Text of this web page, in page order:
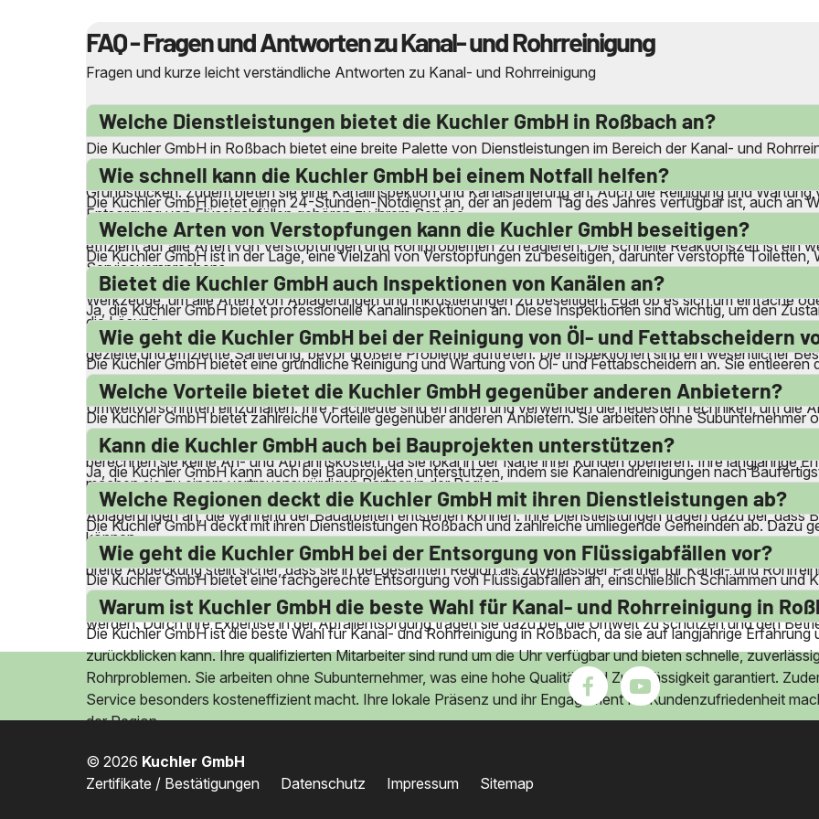
FAQ - Fragen und Antworten zu Kanal- und Rohrreinigung
Fragen und kurze leicht verständliche Antworten zu Kanal- und Rohrreinigung
Welche Dienstleistungen bietet die Kuchler GmbH in Roßbach an?
Die Kuchler GmbH in Roßbach bietet eine breite Palette von Dienstleistungen im Bereich der Kanal- und
Reinigung von Abwasserleitungen, Abflussleitungen und Druckrohrleitungen. Sie beseitigen Verstopfungen und
Grundstücken. Zudem bieten sie eine Kanalinspektion und Kanalsanierung an. Auch die Reinigung und
Entsorgung von Flüssigabfällen gehören zu ihrem Service.
Wie schnell kann die Kuchler GmbH bei einem Notfall helfen?
Die Kuchler GmbH bietet einen 24-Stunden-Notdienst an, der an jedem Tag des Jahres verfügbar ist, auch an
Präsenz in Roßbach und Umgebung können sie schnell vor Ort sein, um Notfälle zu beheben. Ihre qualifizierten
effizient auf alle Arten von Verstopfungen und Rohrproblemen zu reagieren. Die schnelle Reaktionszeit ist ein
Serviceversprechens.
Welche Arten von Verstopfungen kann die Kuchler GmbH beseitigen?
Die Kuchler GmbH ist in der Lage, eine Vielzahl von Verstopfungen zu beseitigen, darunter verstopfte Toiletten,
Spülbecken und Gullys. Sie entfernen auch Verstopfungen in Abfluss- und Druckrohrleitungen. Ihre erfahrenen
Werkzeuge, um alle Arten von Ablagerungen und Inkrustierungen zu beseitigen. Egal ob es sich um einfache
die Lösung.
Bietet die Kuchler GmbH auch Inspektionen von Kanälen an?
Ja, die Kuchler GmbH bietet professionelle Kanalinspektionen an. Diese Inspektionen sind wichtig, um den
Probleme frühzeitig zu erkennen. Mit modernen Inspektionsmethoden können sie Schäden oder Blockaden in
gezielte und effiziente Sanierung, bevor größere Probleme auftreten. Die Inspektionen sind ein wesentlicher
Wie geht die Kuchler GmbH bei der Reinigung von Öl- und Fettabscheidern
Die Kuchler GmbH bietet eine gründliche Reinigung und Wartung von Öl- und Fettabscheidern an. Sie entleeren
sicherzustellen, dass sie effizient arbeiten. Diese regelmäßige Wartung ist entscheidend, um die Funktionalität
Umweltvorschriften einzuhalten. Ihre Fachleute sind erfahren und verwenden die neuesten Techniken, um die
Welche Vorteile bietet die Kuchler GmbH gegenüber anderen Anbietern?
Die Kuchler GmbH bietet zahlreiche Vorteile gegenüber anderen Anbietern. Sie arbeiten ohne Subunternehmer
Arbeiten von ihren eigenen qualifizierten Mitarbeitern durchgeführt werden. Dies garantiert eine hohe Qualität
berechnen sie keine An- und Abfahrtskosten, da sie lokal in der Nähe ihrer Kunden operieren. Ihre langjährige
machen sie zu einem vertrauenswürdigen Partner in der Region.
Kann die Kuchler GmbH auch bei Bauprojekten unterstützen?
Ja, die Kuchler GmbH kann auch bei Bauprojekten unterstützen, indem sie Kanalendreinigungen nach
wichtig, um sicherzustellen, dass alle Kanäle frei von Bauabfällen und Ablagerungen sind. Sie bieten auch die
Ablagerungen an, die während der Bauarbeiten entstehen können. Ihre Dienstleistungen tragen dazu bei, dass
können.
Welche Regionen deckt die Kuchler GmbH mit ihren Dienstleistungen ab?
Die Kuchler GmbH deckt mit ihren Dienstleistungen Roßbach und zahlreiche umliegende Gemeinden ab. Dazu
Birnbach, Eggenfelden und viele weitere. Ihre lokale Präsenz ermöglicht es ihnen, schnell auf Anfragen zu
breite Abdeckung stellt sicher, dass sie in der gesamten Region als zuverlässiger Partner für Kanal- und
Wie geht die Kuchler GmbH bei der Entsorgung von Flüssigabfällen vor?
Die Kuchler GmbH bietet eine fachgerechte Entsorgung von Flüssigabfällen an, einschließlich Schlämmen und
Ausrüstung, um diese Abfälle sicher und umweltgerecht zu entsorgen. Ihre Dienstleistungen stellen sicher, dass
werden. Durch ihre Expertise in der Abfallentsorgung tragen sie dazu bei, die Umwelt zu schützen und den
Warum ist Kuchler GmbH die beste Wahl für Kanal- und Rohrreinigung in
Die Kuchler GmbH ist die beste Wahl für Kanal- und Rohrreinigung in Roßbach, da sie auf langjährige
zurückblicken kann. Ihre qualifizierten Mitarbeiter sind rund um die Uhr verfügbar und bieten schnelle,
Rohrproblemen. Sie arbeiten ohne Subunternehmer, was eine hohe Qualität und Zuverlässigkeit garantiert.
Service besonders kosteneffizient macht. Ihre lokale Präsenz und ihr Engagement für Kundenzufriedenheit
der Region.
© 2026 Kuchler GmbH
Zertifikate / Bestätigungen
Datenschutz Impressum Sitemap